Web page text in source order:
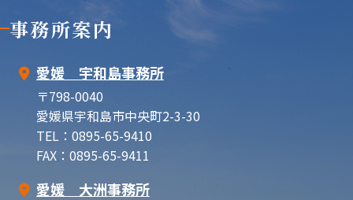
事務所案内
愛媛 宇和島事務所
〒798-0040
愛媛県宇和島市中央町2-3-30
TEL：0895-65-9410
FAX：0895-65-9411
愛媛 大洲事務所